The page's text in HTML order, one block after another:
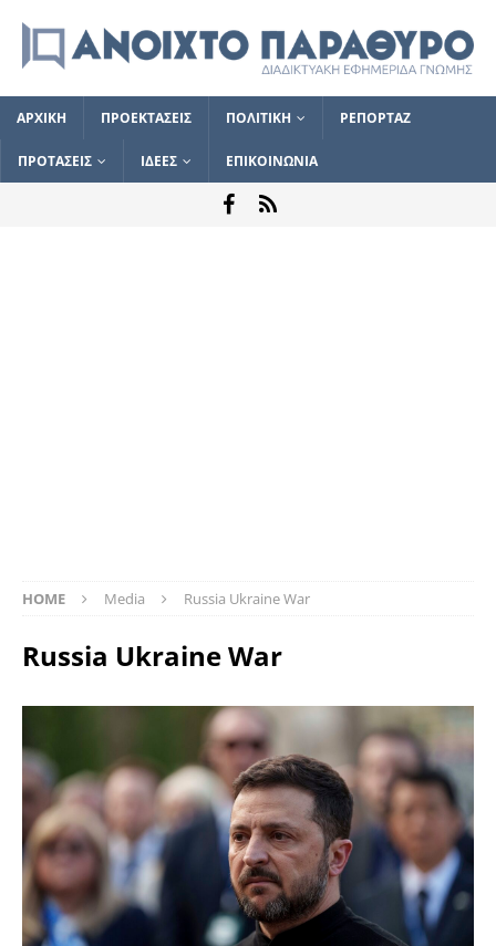
ΑΡΧΙΚΗ ΠΡΟΕΚΤΑΣΕΙΣ ΠΟΛΙΤΙΚΗ ΡΕΠΟΡΤΑΖ
ΠΡΟΤΑΣΕΙΣ ΙΔΕΕΣ ΕΠΙΚΟΙΝΩΝΙΑ
HOME Media Russia Ukraine War
Russia Ukraine War